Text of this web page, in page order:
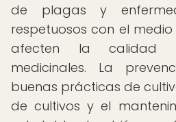
de plagas y
respetuosos con el
afecten la calidad
medicinales. La
buenas prácticas de
de cultivos y el